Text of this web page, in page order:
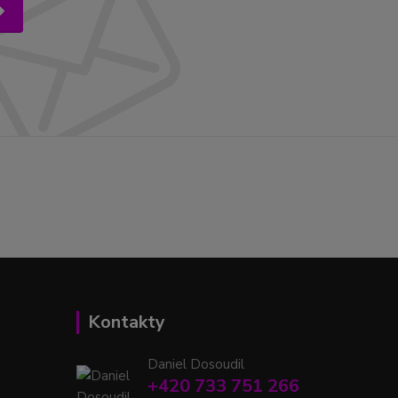
Kontakty
Daniel Dosoudil
+420 733 751 266